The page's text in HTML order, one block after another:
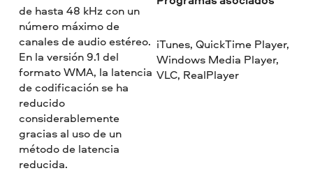
de hasta 48 kHz con un
número máximo de
canales de audio estéreo.
En la versión 9.1 del
formato WMA, la latencia
de codificación se ha
reducido
considerablemente
gracias al uso de un
método de latencia
reducida.
iTunes, QuickTime Player,
Windows Media Player,
VLC, RealPlayer